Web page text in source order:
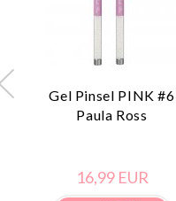
Gel Pinsel PINK #6
Paula Ross
16,99 EUR